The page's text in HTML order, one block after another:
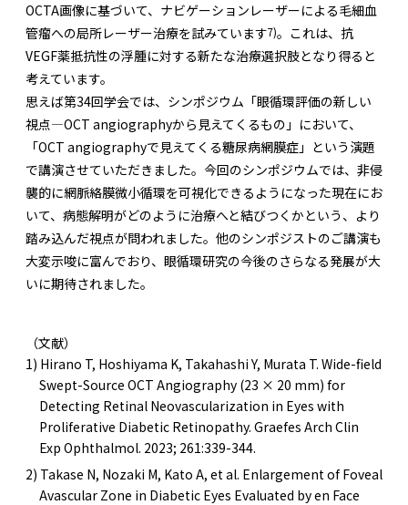
OCTA画像に基づいて、ナビゲーションレーザーによる毛細血
管瘤への局所レーザー治療を試みています7)。これは、抗
VEGF薬抵抗性の浮腫に対する新たな治療選択肢となり得ると
考えています。
思えば第34回学会では、シンポジウム「眼循環評価の新しい
視点―OCT angiographyから見えてくるもの」において、
「OCT angiographyで見えてくる糖尿病網膜症」という演題
で講演させていただきました。今回のシンポジウムでは、非侵
襲的に網脈絡膜微小循環を可視化できるようになった現在にお
いて、病態解明がどのように治療へと結びつくかという、より
踏み込んだ視点が問われました。他のシンポジストのご講演も
大変示唆に富んでおり、眼循環研究の今後のさらなる発展が大
いに期待されました。
（文献）
1) Hirano T, Hoshiyama K, Takahashi Y, Murata T. Wide-field
Swept-Source OCT Angiography (23 × 20 mm) for
Detecting Retinal Neovascularization in Eyes with
Proliferative Diabetic Retinopathy. Graefes Arch Clin
Exp Ophthalmol. 2023; 261:339-344.
2) Takase N, Nozaki M, Kato A, et al. Enlargement of Foveal
Avascular Zone in Diabetic Eyes Evaluated by en Face